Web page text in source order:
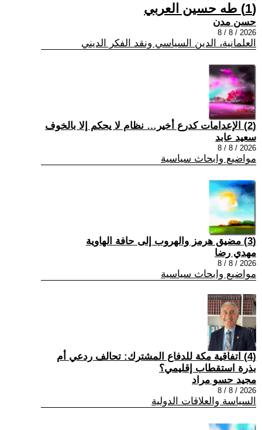
(1) طه حسين العربي
حسن مدن
2026 / 8 / 8
العلمانية، الدين السياسي ونقد الفكر الديني
(2) الإعدامات كدرع أخير… نظام لا يحكم إلا بالخوف
سعيد عابد
2026 / 8 / 8
مواضيع وابحاث سياسية
(3) مضيق هرمز والهروب إلى حافة الهاوية
مهدي رضا
2026 / 8 / 8
مواضيع وابحاث سياسية
(4) اتفاقية مكة للدفاع المشترك: تحالف ردعي أم
بذرة استقطاب إقليمي؟
مجيد حسو مراد
2026 / 8 / 8
السياسة والعلاقات الدولية